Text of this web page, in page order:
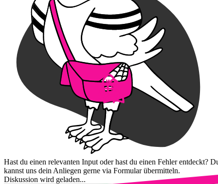
Hast du einen relevanten Input oder hast du einen Fehler entdeckt?
kannst uns dein Anliegen gerne via Formular übermitteln.
Diskussion wird geladen...